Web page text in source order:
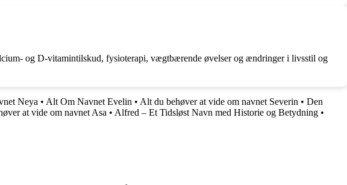
og D-vitamintilskud, fysioterapi, vægtbærende øvelser og ændringer i livsstil og
Neya • Alt Om Navnet Evelin • Alt du behøver at vide om navnet Severin • Den
at vide om navnet Asa • Alfred – Et Tidsløst Navn med Historie og Betydning •